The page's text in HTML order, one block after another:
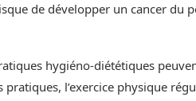
de développer un cancer du
hygiéno-diététiques
pratiques, l’exercice physique